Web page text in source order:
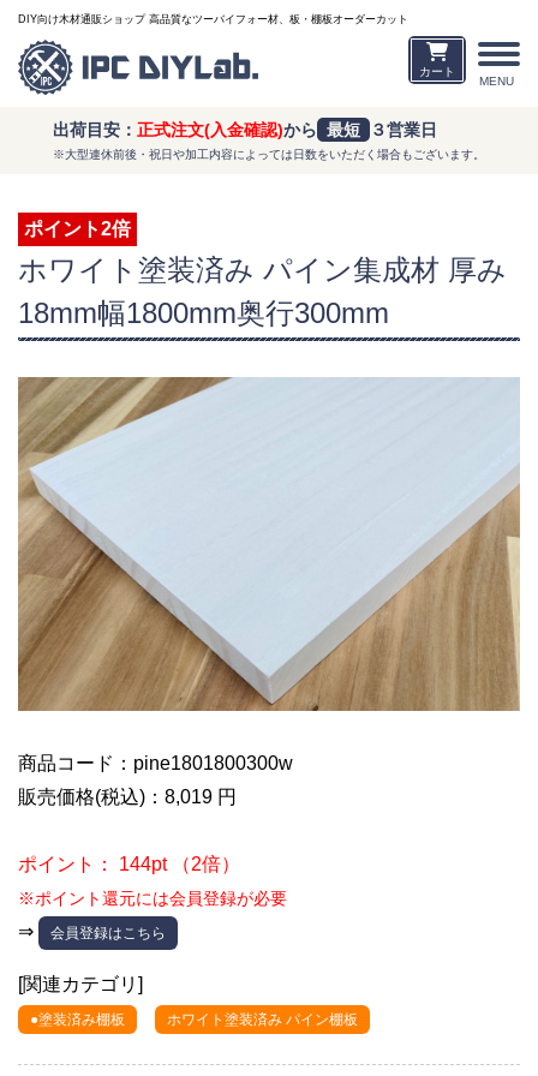
MENU
DIY向け木材通販ショップ 高品質なツーバイフォー材、板・棚板オーダーカット
カート
出荷目安： 正式注文(入金確認)から 最短 ３営業日
※大型連休前後・祝日や加工内容によっては日数をいただく場合もございます。
ポイント2倍
ホワイト塗装済み パイン集成材 厚み
18mm幅1800mm奥行300mm
商品コード：pine1801800300w
販売価格(税込)：8,019 円
ポイント： 144pt （2倍）
※ポイント還元には会員登録が必要
⇒ 会員登録はこちら
[関連カテゴリ]
●塗装済み棚板 ホワイト塗装済み パイン棚板